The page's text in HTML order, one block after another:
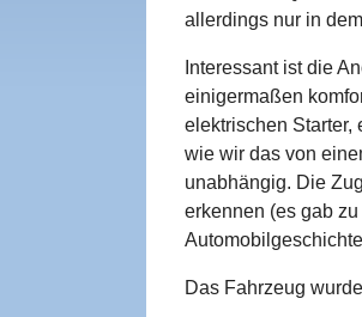
allerdings nur in
Interessant ist die
einigermaßen
elektrischen Starter,
wie wir das von
unabhängig. Die
erkennen (es gab
Das Fahrzeug